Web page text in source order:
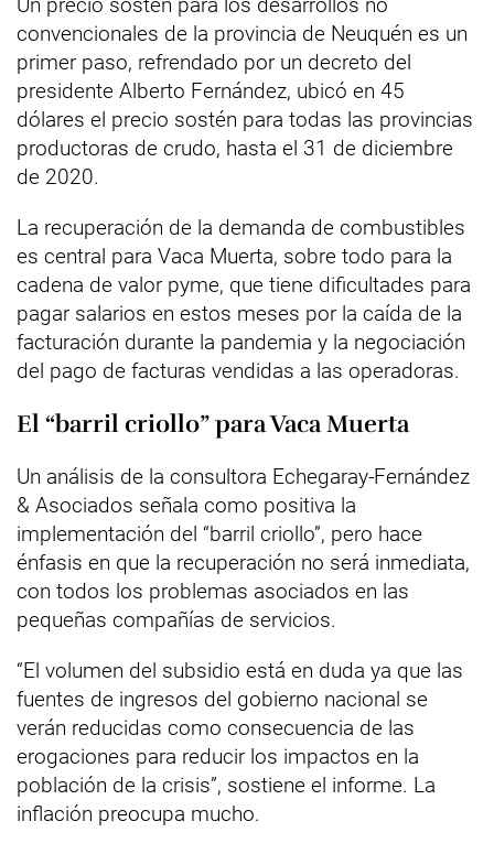
convencionales de la provincia de Neuquén es un
primer paso, refrendado por un decreto del
presidente Alberto Fernández, ubicó en 45
dólares el precio sostén para todas las provincias
productoras de crudo, hasta el 31 de diciembre
de 2020.
La recuperación de la demanda de combustibles
es central para Vaca Muerta, sobre todo para la
cadena de valor pyme, que tiene dificultades para
pagar salarios en estos meses por la caída de la
facturación durante la pandemia y la negociación
del pago de facturas vendidas a las operadoras.
El “barril criollo” para Vaca Muerta
Un análisis de la consultora Echegaray-Fernández
& Asociados señala como positiva la
implementación del “barril criollo”, pero hace
énfasis en que la recuperación no será inmediata,
con todos los problemas asociados en las
pequeñas compañías de servicios.
“El volumen del subsidio está en duda ya que las
fuentes de ingresos del gobierno nacional se
verán reducidas como consecuencia de las
erogaciones para reducir los impactos en la
población de la crisis”, sostiene el informe. La
inflación preocupa mucho.